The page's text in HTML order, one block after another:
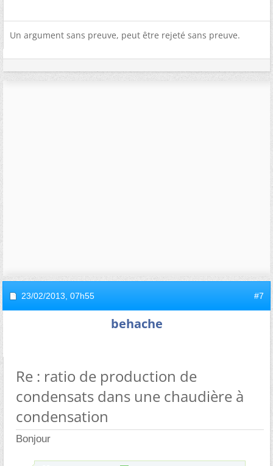
Un argument sans preuve, peut être rejeté sans preuve.
23/02/2013, 07h55 #7
behache
Re : ratio de production de
condensats dans une chaudière à
condensation
Bonjour